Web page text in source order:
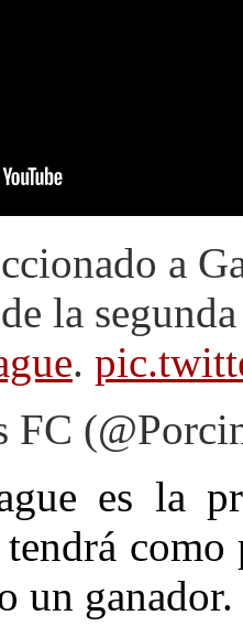
a
la
.
es la
tendrá
un ganador.